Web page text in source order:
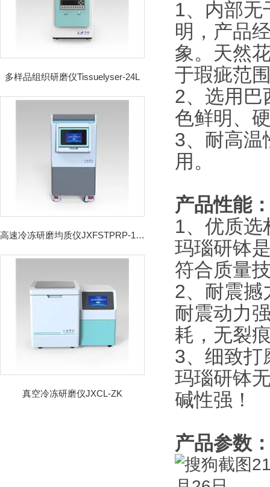
多样品组织研磨仪Tissuelyser-24L
高速冷冻研磨均质仪JXFSTPRP-192CL
真空冷冻研磨仪JXCL-ZK
1、内部无
明，产品
象。天然
于瑕疵范
2、选用巴
色鲜明、
3、耐高温
用。
产品性能
1、优质选
玛瑙研钵
符合质量
2、耐震撼
耐震动力
耗，无裂
3、细致打
玛瑙研钵
碱性强！
产品参数